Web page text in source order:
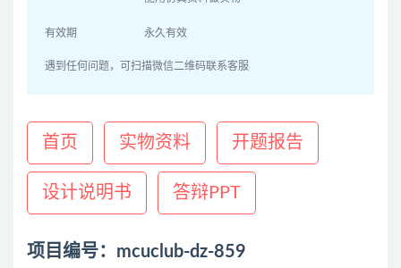
有效期 永久有效
遇到任何问题，可扫描微信二维码联系客服
首页 实物资料 开题报告
设计说明书 答辩PPT
项目编号：mcuclub-dz-859